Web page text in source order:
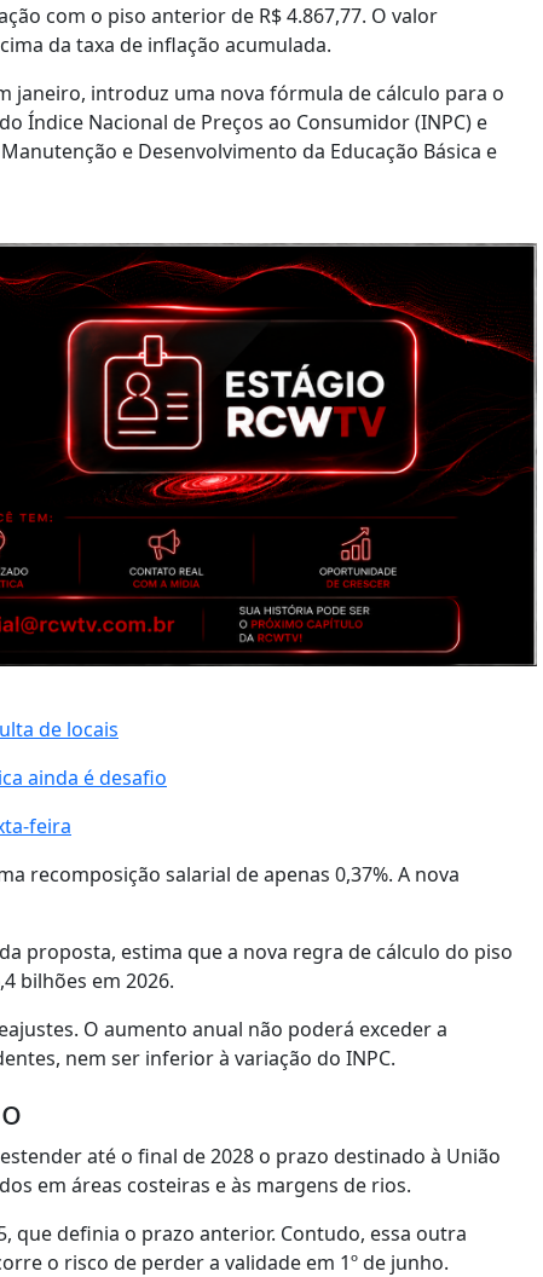
com o piso anterior de R$ 4.867,77. O valor
da taxa de inflação acumulada.
janeiro, introduz uma nova fórmula de cálculo para o
Índice Nacional de Preços ao Consumidor (INPC) e
e Desenvolvimento da Educação Básica e
de locais
ainda é desafio
feira
recomposição salarial de apenas 0,37%. A nova
proposta, estima que a nova regra de cálculo do piso
bilhões em 2026.
O aumento anual não poderá exceder a
nem ser inferior à variação do INPC.
até o final de 2028 o prazo destinado à União
em áreas costeiras e às margens de rios.
que definia o prazo anterior. Contudo, essa outra
o risco de perder a validade em 1º de junho.